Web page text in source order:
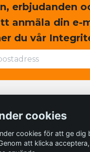
erbjudanden
anmäla din e-
du vår
cookies
cookies för att ge dig
att klicka